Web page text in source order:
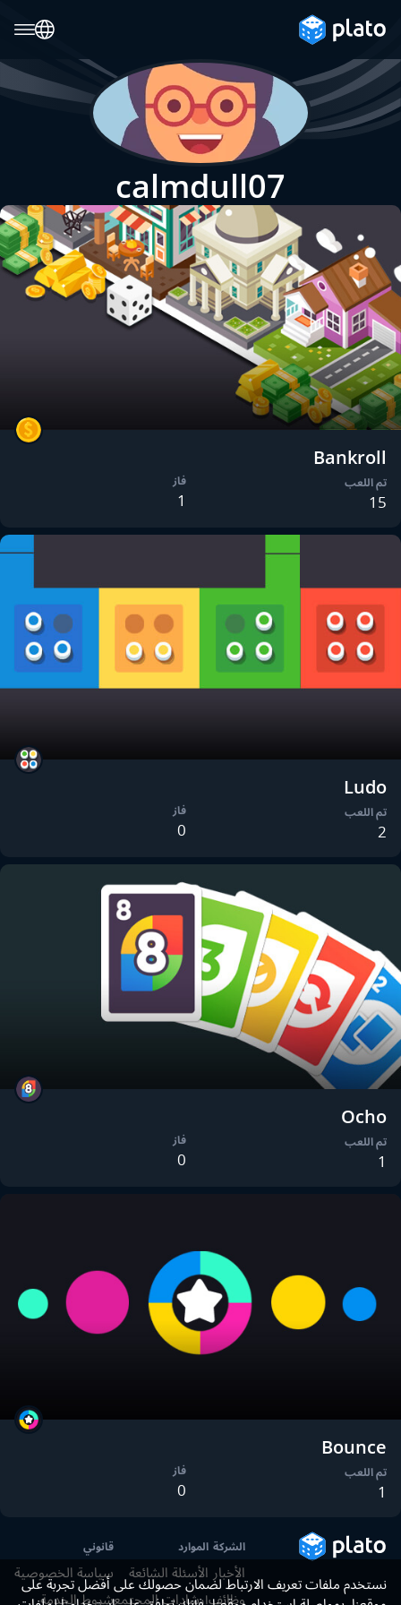
calmdull07
Bankroll
تم اللعب
15
فاز
1
Ludo
تم اللعب
2
فاز
0
Ocho
تم اللعب
1
فاز
0
Bounce
تم اللعب
1
فاز
0
الشركة
الأخبار
وظائف
الموارد
الأسئلة الشائعة
إرشادات المجتمع
قانوني
سياسة الخصوصية
شروط الخدمة
نستخدم ملفات تعريف الارتباط لضمان حصولك على أفضل تجربة على